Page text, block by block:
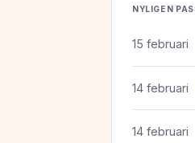
NYLIGEN
15 februari
14 februari
14 februari